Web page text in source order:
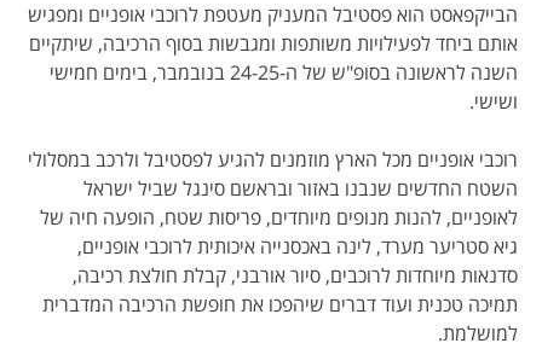
הבייקפאסט הוא פסטיבל המעניק מעטפת לרוכבי אופניים ומפגיש
אותם ביחד לפעילויות משותפות ומגבשות בסוף הרכיבה, שיתקיים
השנה לראשונה בסופ"ש של ה-24-25 בנובמבר, בימים חמישי
ושישי.
רוכבי אופניים מכל הארץ מוזמנים להגיע לפסטיבל ולרכב במסלולי
השטח החדשים שנבנו באזור ובראשם סינגל שביל ישראל
לאופניים, להנות מנופים מיוחדים, פריסות שטח, הופעה חיה של
גיא סטריער מערד, לינה באכסנייה איכותית לרוכבי אופניים,
סדנאות מיוחדות לרוכבים, סיור אורבני, קבלת חולצת רכיבה,
תמיכה טכנית ועוד דברים שיהפכו את חופשת הרכיבה המדברית
למושלמת.